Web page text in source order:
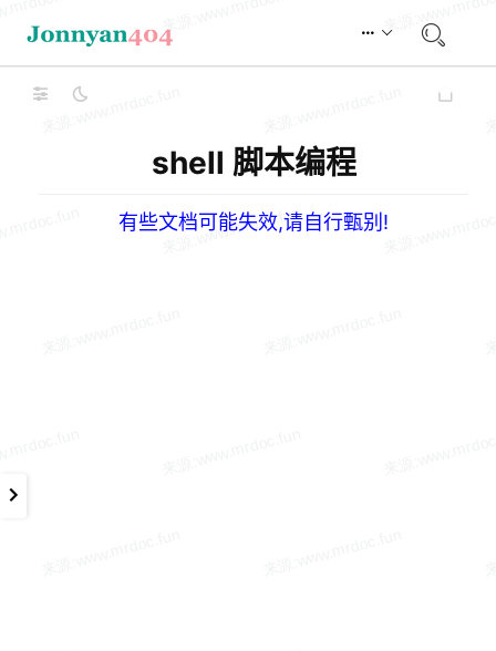
shell 脚本编程
有些文档可能失效,请自行甄别!